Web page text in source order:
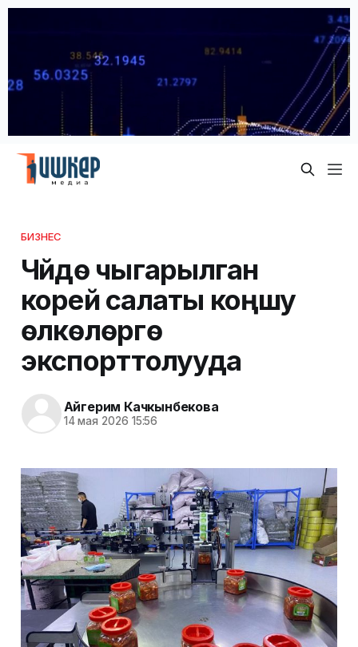
БИЗНЕС
Чүйдө чыгарылган
корей салаты коңшу
өлкөлөргө
экспорттолууда
Айгерим Качкынбекова
14 мая 2026 15:56